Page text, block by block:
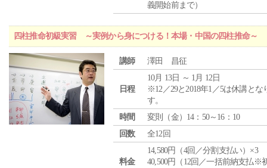
義開始前まで）
四柱推命初級実習 ～実例から身につける！本場・中国の四柱推命～
講師 澤田 昌征
日程
10月 13日 ～ 1月 12日
※12／29と2018年1／5は休講とな
す。
時間
変則（金）14：50～16：10
回数
全12回
料金
14,580円（4回／分割支払い）×3
40,500円（12回／一括前納支払※